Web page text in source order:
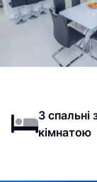
3 спальні
кімнатою